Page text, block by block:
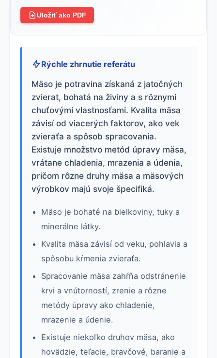
Uložiť ako PDF
Rýchle zhrnutie referátu
Mäso je potravina získaná z jatočných
zvierat, bohatá na živiny a s rôznymi
chuťovými vlastnosťami. Kvalita mäsa
závisí od viacerých faktorov, ako vek
zvieraťa a spôsob spracovania.
Existuje množstvo metód úpravy mäsa,
vrátane chladenia, mrazenia a údenia,
pričom rôzne druhy mäsa a mäsových
výrobkov majú svoje špecifiká.
Mäso je bohaté na bielkoviny, tuky a
minerálne látky.
Kvalita mäsa závisí od veku, pohlavia a
spôsobu kŕmenia zvieraťa.
Spracovanie mäsa zahŕňa odstránenie
krvi a vnútorností, zrenie a rôzne
metódy úpravy ako chladenie,
mrazenie a údenie.
Existuje niekoľko druhov mäsa, ako
hovädzie, teľacie, bravčové, baranie a